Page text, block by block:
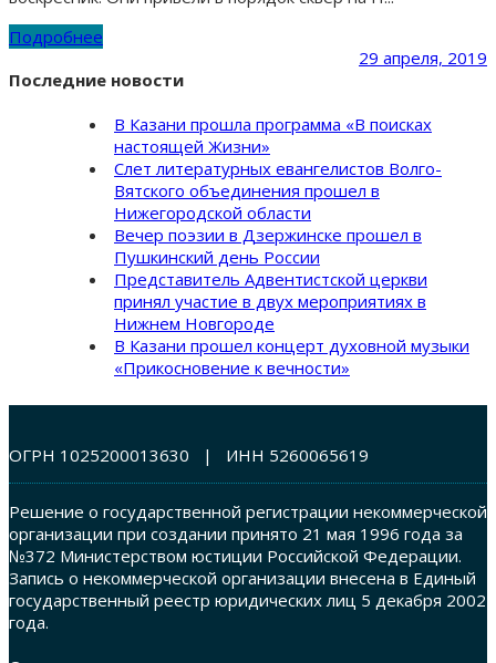
Подробнее
29 апреля, 2019
Последние новости
В Казани прошла программа «В поисках
настоящей Жизни»
Слет литературных евангелистов Волго-
Вятского объединения прошел в
Нижегородской области
Вечер поэзии в Дзержинске прошел в
Пушкинский день России
Представитель Адвентистской церкви
принял участие в двух мероприятиях в
Нижнем Новгороде
В Казани прошел концерт духовной музыки
«Прикосновение к вечности»
ОГРН 1025200013630 | ИНН 5260065619
Решение о государственной регистрации некоммерческой
организации при создании принято 21 мая 1996 года за
№372 Министерством юстиции Российской Федерации.
Запись о некоммерческой организации внесена в Единый
государственный реестр юридических лиц 5 декабря 2002
года.